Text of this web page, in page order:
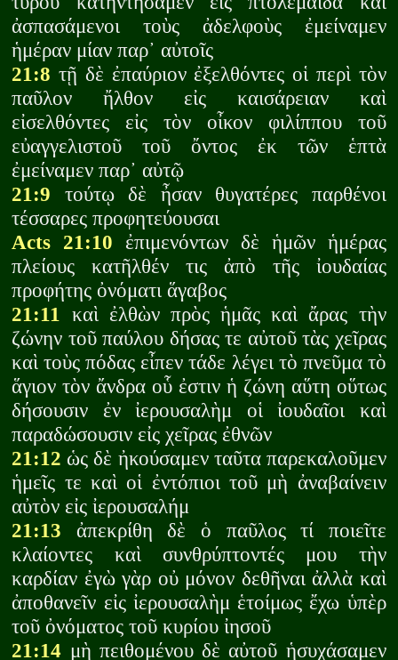
ἀσπασάμενοι τοὺς ἀδελφοὺς ἐμείναμεν
ἡμέραν μίαν παρ᾽ αὐτοῖς
21:8 τῇ δὲ ἐπαύριον ἐξελθόντες οἱ περὶ τὸν
παῦλον ἤλθον εἰς καισάρειαν καὶ
εἰσελθόντες εἰς τὸν οἶκον φιλίππου τοῦ
εὐαγγελιστοῦ τοῦ ὄντος ἐκ τῶν ἑπτὰ
ἐμείναμεν παρ᾽ αὐτῷ
21:9 τούτῳ δὲ ἦσαν θυγατέρες παρθένοι
τέσσαρες προφητεύουσαι
Acts 21:10 ἐπιμενόντων δὲ ἡμῶν ἡμέρας
πλείους κατῆλθέν τις ἀπὸ τῆς ἰουδαίας
προφήτης ὀνόματι ἅγαβος
21:11 καὶ ἐλθὼν πρὸς ἡμᾶς καὶ ἄρας τὴν
ζώνην τοῦ παύλου δήσας τε αὐτοῦ τὰς χεῖρας
καὶ τοὺς πόδας εἶπεν τάδε λέγει τὸ πνεῦμα τὸ
ἅγιον τὸν ἄνδρα οὗ ἐστιν ἡ ζώνη αὕτη οὕτως
δήσουσιν ἐν ἰερουσαλὴμ οἱ ἰουδαῖοι καὶ
παραδώσουσιν εἰς χεῖρας ἐθνῶν
21:12 ὡς δὲ ἠκούσαμεν ταῦτα παρεκαλοῦμεν
ἡμεῖς τε καὶ οἱ ἐντόπιοι τοῦ μὴ ἀναβαίνειν
αὐτὸν εἰς ἰερουσαλήμ
21:13 ἀπεκρίθη δὲ ὁ παῦλος τί ποιεῖτε
κλαίοντες καὶ συνθρύπτοντές μου τὴν
καρδίαν ἐγὼ γὰρ οὐ μόνον δεθῆναι ἀλλὰ καὶ
ἀποθανεῖν εἰς ἰερουσαλὴμ ἑτοίμως ἔχω ὑπὲρ
τοῦ ὀνόματος τοῦ κυρίου ἰησοῦ
21:14 μὴ πειθομένου δὲ αὐτοῦ ἡσυχάσαμεν